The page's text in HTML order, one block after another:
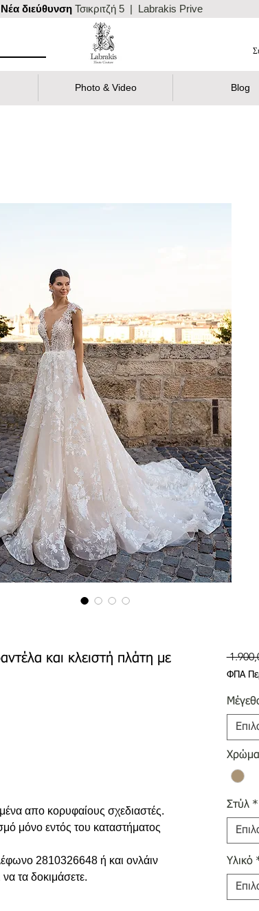
Nέα διεύθυνση Τσικριτζή 5 | Labrakis Prive
Photo & Video Blog
και κλειστή πλάτη με
απο κορυφαίους σχεδιαστές.
μόνο εντός του καταστήματος
2810326648 ή και ονλάιν
τα δοκιμάσετε.
ΦΠΑ
Χρώμα
Στύλ *
Υλικό